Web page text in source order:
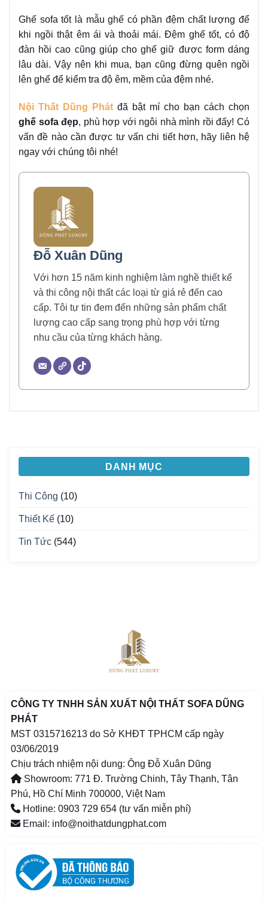
Ghế sofa tốt là mẫu ghế có phần đệm chất lượng để
khi ngồi thật êm ái và thoải mái. Đệm ghế tốt, có độ
đàn hồi cao cũng giúp cho ghế giữ được form dáng
lâu dài. Vậy nên khi mua, bạn cũng đừng quên ngồi
lên ghế để kiểm tra độ êm, mềm của đệm nhé.
Nội Thất Dũng Phát đã bật mí cho bạn cách chọn
ghế sofa đẹp, phù hợp với ngôi nhà mình rồi đấy! Có
vấn đề nào cần được tư vấn chi tiết hơn, hãy liên hệ
ngay với chúng tôi nhé!
Đỗ Xuân Dũng
Với hơn 15 năm kinh nghiệm làm nghề thiết kế
và thi công nội thất các loại từ giá rẻ đến cao
cấp. Tôi tự tin đem đến những sản phẩm chất
lượng cao cấp sang trọng phù hợp với từng
nhu cầu của từng khách hàng.
DANH MỤC
Thi Công (10)
Thiết Kế (10)
Tin Tức (544)
CÔNG TY TNHH SẢN XUẤT NỘI THẤT SOFA DŨNG
PHÁT
MST 0315716213 do Sở KHĐT TPHCM cấp ngày
03/06/2019
Chịu trách nhiệm nội dung: Ông Đỗ Xuân Dũng
Showroom: 771 Đ. Trường Chinh, Tây Thạnh, Tân
Phú, Hồ Chí Minh 700000, Việt Nam
Hotline: 0903 729 654 (tư vấn miễn phí)
Email: info@noithatdungphat.com